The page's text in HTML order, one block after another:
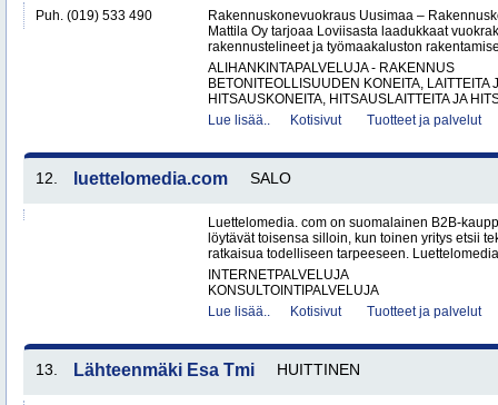
Puh. (019) 533 490
Rakennuskonevuokraus Uusimaa –
Mattila Oy tarjoaa Loviisasta laadukkaat
rakennustelineet ja työmaakaluston
ALIHANKINTAPALVELUJA - RAKENNUS
BETONITEOLLISUUDEN KONEITA, LAITTEITA
HITSAUSKONEITA, HITSAUSLAITTEITA JA
Lue lisää..
Kotisivut Tuotteet ja palvelut
12. luettelomedia.com SALO
Luettelomedia. com on suomalainen B2B-
löytävät toisensa silloin, kun toinen yritys etsii
ratkaisua todelliseen tarpeeseen.
INTERNETPALVELUJA
KONSULTOINTIPALVELUJA
Lue lisää..
Kotisivut Tuotteet ja palvelut
13. Lähteenmäki Esa Tmi HUITTINEN